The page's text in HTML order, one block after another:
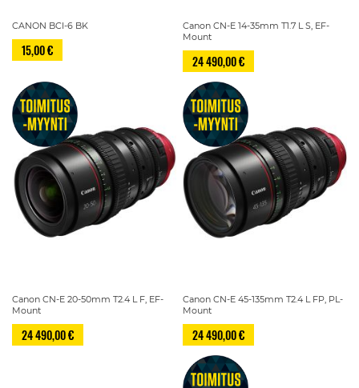
CANON BCI-6 BK
15,00 €
Canon CN-E 14-35mm T1.7 L S, EF-
Mount
24 490,00 €
Canon CN-E 20-50mm T2.4 L F, EF-
Mount
24 490,00 €
Canon CN-E 45-135mm T2.4 L FP, PL-
Mount
24 490,00 €